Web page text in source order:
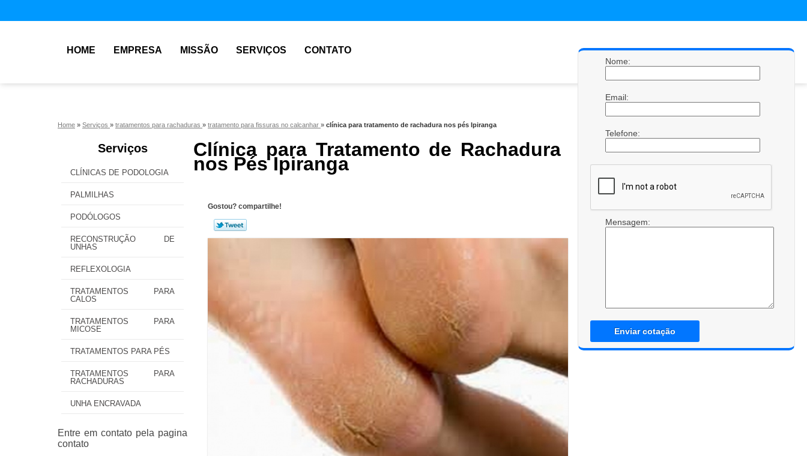
HOME EMPRESA MISSÃO SERVIÇOS CONTATO
Home » Serviços » tratamentos para rachaduras » tratamento para fissuras no calcanhar » clínica para tratamento de rachadura nos pés Ipiranga
Serviços
CLÍNICAS DE PODOLOGIA
PALMILHAS
PODÓLOGOS
RECONSTRUÇÃO DE
UNHAS
REFLEXOLOGIA
TRATAMENTOS PARA
CALOS
TRATAMENTOS PARA
MICOSE
TRATAMENTOS PARA PÉS
TRATAMENTOS PARA
RACHADURAS
UNHA ENCRAVADA
Clínica para Tratamento de Rachadura
nos Pés Ipiranga
Gostou? compartilhe!
Nome:
Email:
Telefone:
Mensagem:
Enviar cotação